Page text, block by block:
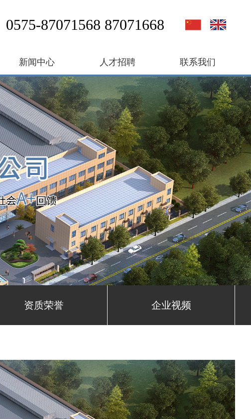
0575-87071568 87071668
新闻中心 人才招聘 联系我们
资质荣誉 企业视频